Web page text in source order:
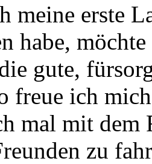
meine erste
habe,
gute,
freue ich
mal mit dem
zu